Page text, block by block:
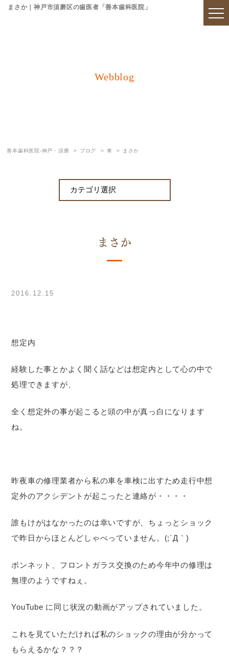
まさか｜神戸市須磨区の歯医者「善本歯科医院」
Webblog
善本歯科医院-神戸・須磨 ブログ 車 まさか
まさか
2016.12.15
想定内
経験した事とかよく聞く話などは想定内として心の中で
処理できますが、
全く想定外の事が起こると頭の中が真っ白になります
ね。
昨夜車の修理業者から私の車を車検に出すため走行中想
定外のアクシデントが起こったと連絡が・・・・
誰もけがはなかったのは幸いですが、ちょっとショック
で昨日からほとんどしゃべっていません。(;´Д｀)
ボンネット、フロントガラス交換のため今年中の修理は
無理のようですねぇ。
YouTube に同じ状況の動画がアップされていました。
これを見ていただければ私のショックの理由が分かって
もらえるかな？？？